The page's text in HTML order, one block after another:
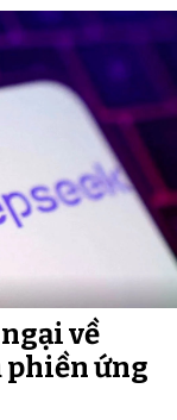
về
phiền ứng